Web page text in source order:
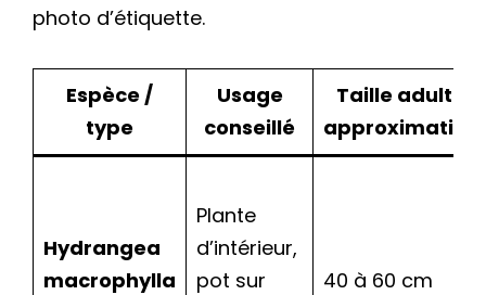
photo d’étiquette.
Espèce /
type
Usage
conseillé
Taille adulte
approximative
Hydrangea
macrophylla
Plante
d’intérieur,
pot sur
40 à 60 cm